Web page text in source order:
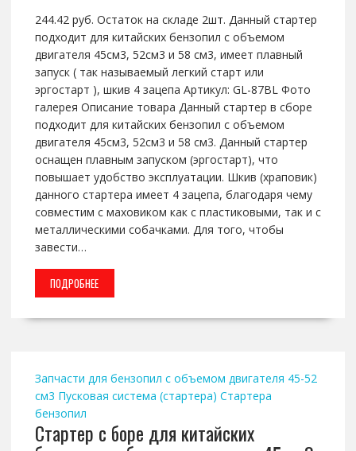
244.42 руб. Остаток на складе 2шт. Данный стартер
подходит для китайских бензопил с объемом
двигателя 45см3, 52см3 и 58 см3, имеет плавный
запуск ( так называемый легкий старт или
эргостарт ), шкив 4 зацепа Артикул: GL-87BL Фото
галерея Описание товара Данный стартер в сборе
подходит для китайских бензопил с объемом
двигателя 45см3, 52см3 и 58 см3. Данный стартер
оснащен плавным запуском (эргостарт), что
повышает удобство эксплуатации. Шкив (храповик)
данного стартера имеет 4 зацепа, благодаря чему
совместим с маховиком как с пластиковыми, так и с
металлическими собачками. Для того, чтобы
завести…
ПОДРОБНЕЕ
Запчасти для бензопил с объемом двигателя 45-52
см3 Пусковая система (стартера) Стартера
бензопил
Стартер с боре для китайских